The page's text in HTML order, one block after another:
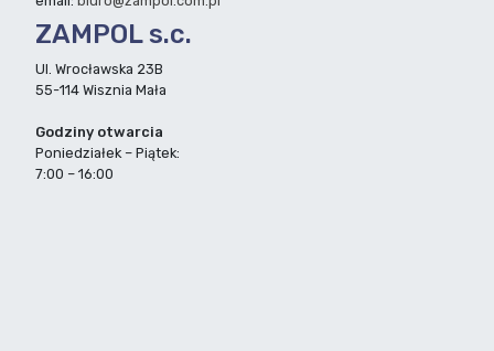
ZAMPOL s.c.
Ul. Wrocławska 23B
55-114 Wisznia Mała
Godziny otwarcia
Poniedziałek – Piątek:
7:00 – 16:00